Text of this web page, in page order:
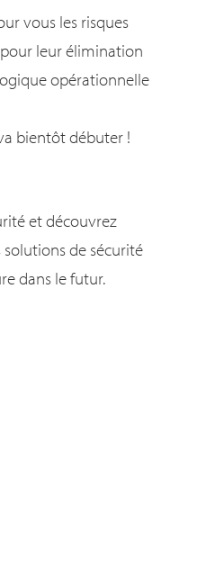
vous les risques
leur élimination
opérationnelle
bientôt débuter !
et découvrez
de sécurité
dans le futur.